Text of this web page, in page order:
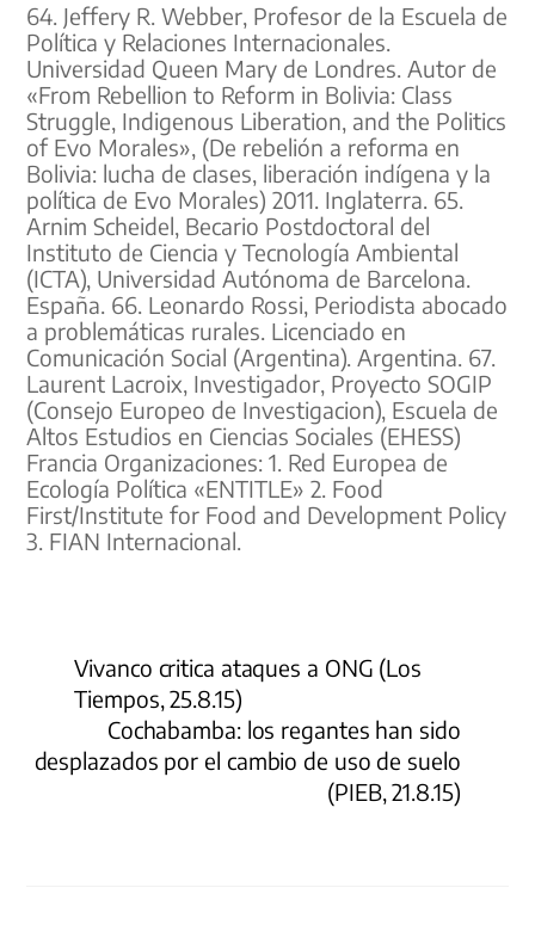
64. Jeffery R. Webber, Profesor de la Escuela de
Política y Relaciones Internacionales.
Universidad Queen Mary de Londres. Autor de
«From Rebellion to Reform in Bolivia: Class
Struggle, Indigenous Liberation, and the Politics
of Evo Morales», (De rebelión a reforma en
Bolivia: lucha de clases, liberación indígena y la
política de Evo Morales) 2011. Inglaterra. 65.
Arnim Scheidel, Becario Postdoctoral del
Instituto de Ciencia y Tecnología Ambiental
(ICTA), Universidad Autónoma de Barcelona.
España. 66. Leonardo Rossi, Periodista abocado
a problemáticas rurales. Licenciado en
Comunicación Social (Argentina). Argentina. 67.
Laurent Lacroix, Investigador, Proyecto SOGIP
(Consejo Europeo de Investigacion), Escuela de
Altos Estudios en Ciencias Sociales (EHESS)
Francia Organizaciones: 1. Red Europea de
Ecología Política «ENTITLE» 2. Food
First/Institute for Food and Development Policy
3. FIAN Internacional.
Vivanco critica ataques a ONG (Los
Tiempos, 25.8.15)
Cochabamba: los regantes han sido
desplazados por el cambio de uso de suelo
(PIEB, 21.8.15)